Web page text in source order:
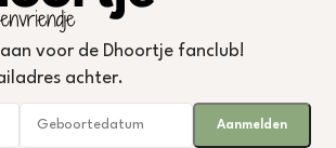
voor de Dhoortje fanclub!
achter.